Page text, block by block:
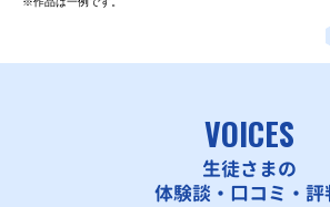
VOICES
生徒さまの
体験談・口コミ・評